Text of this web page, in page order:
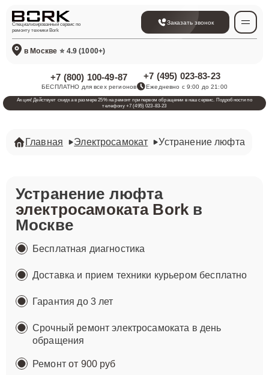
Специализированный сервис по
ремонту техники Bork
Заказать звонок
в Москве ⭐ 4.9 (1000+)
+7 (800) 100-49-87
БЕСПЛАТНО для всех регионов
+7 (495) 023-83-23
Ежедневно с 9:00 до 21:00
Акция! Действует скидка в размере 25% на ремонт при первом обращении в наш сервис. Подробности по
телефону +7 (495) 023-83-23
Главная Электросамокат Устранение люфта
Устранение люфта
электросамоката Borkв
Москве
Бесплатная диагностика
Доставка и прием техники курьером бесплатно
Гарантия до 3 лет
Срочный ремонт электросамоката в день
обращения
Ремонтот 900 руб